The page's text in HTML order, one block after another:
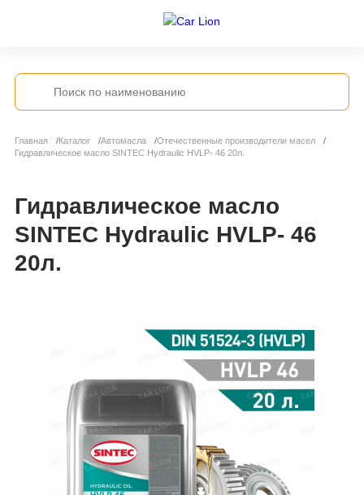
Главная Каталог Автомасла
Отечественные производители масел
Гидравлическое масло SINTEC Hydraulic HVLP- 46 20л.
Гидравлическое масло
SINTEC Hydraulic HVLP- 46
20л.